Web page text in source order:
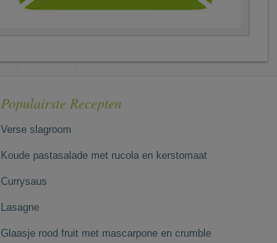
Populairste Recepten
Verse slagroom
Koude pastasalade met rucola en kerstomaat
Currysaus
Lasagne
Glaasje rood fruit met mascarpone en crumble